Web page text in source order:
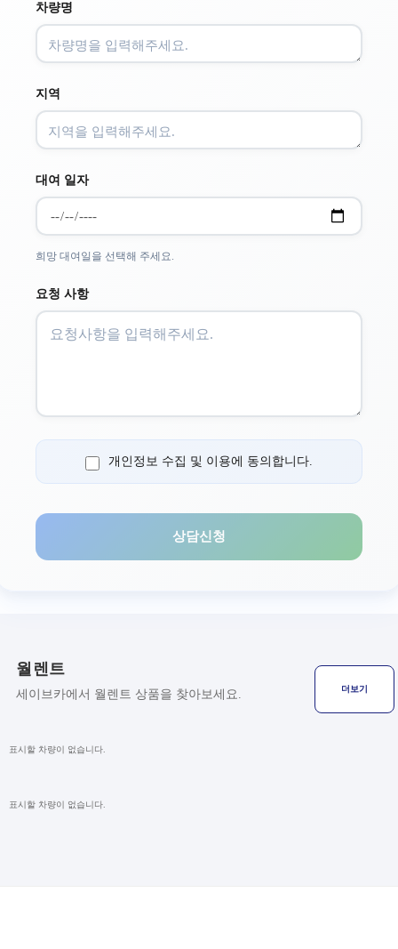
차량명
지역
대여 일자
희망 대여일을 선택해 주세요.
요청 사항
개인정보 수집 및 이용에 동의합니다.
상담신청
월렌트
세이브카에서 월렌트 상품을 찾아보세요. 더보기
표시할 차량이 없습니다.
표시할 차량이 없습니다.